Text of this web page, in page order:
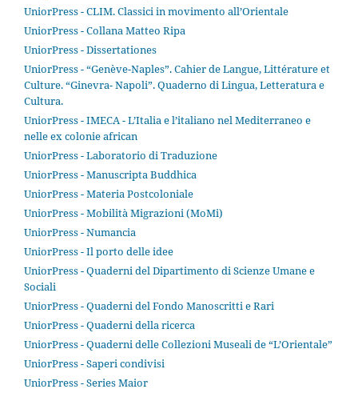
UniorPress - CLIM. Classici in movimento all’Orientale
UniorPress - Collana Matteo Ripa
UniorPress - Dissertationes
UniorPress - “Genève-Naples”. Cahier de Langue, Littérature et
Culture. “Ginevra- Napoli”. Quaderno di Lingua, Letteratura e
Cultura.
UniorPress - IMECA - L’Italia e l’italiano nel Mediterraneo e
nelle ex colonie african
UniorPress - Laboratorio di Traduzione
UniorPress - Manuscripta Buddhica
UniorPress - Materia Postcoloniale
UniorPress - Mobilità Migrazioni (MoMi)
UniorPress - Numancia
UniorPress - Il porto delle idee
UniorPress - Quaderni del Dipartimento di Scienze Umane e
Sociali
UniorPress - Quaderni del Fondo Manoscritti e Rari
UniorPress - Quaderni della ricerca
UniorPress - Quaderni delle Collezioni Museali de “L’Orientale”
UniorPress - Saperi condivisi
UniorPress - Series Maior